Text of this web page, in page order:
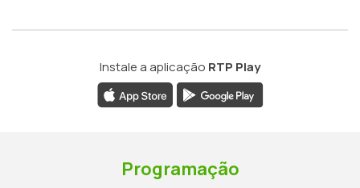
Instale a aplicação RTP Play
Programação